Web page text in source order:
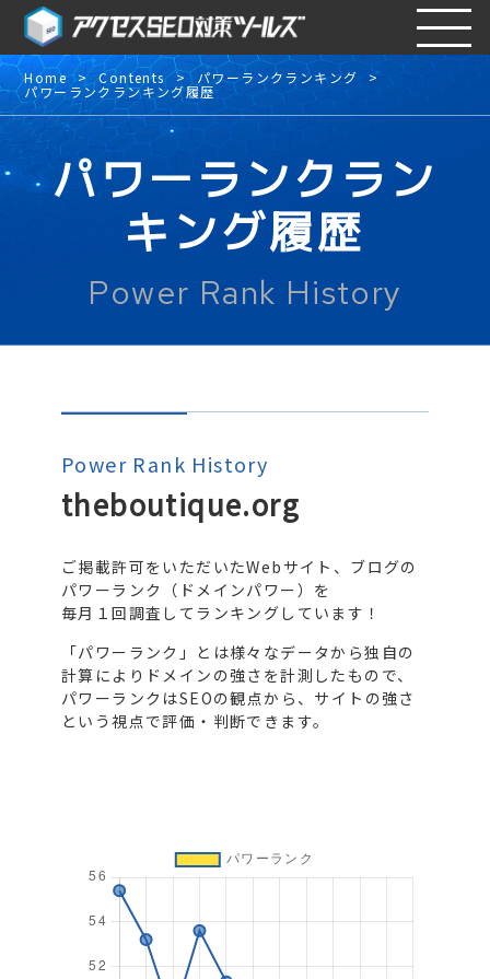
Home Contents パワーランクランキング
パワーランクランキング履歴
パワーランクラン
キング履歴
Power Rank History
Power Rank History
theboutique.org
ご掲載許可をいただいたWebサイト、ブログの
パワーランク（ドメインパワー）を
毎月１回調査してランキングしています！
「パワーランク」とは様々なデータから独自の
計算によりドメインの強さを計測したもので、
パワーランクはSEOの観点から、サイトの強さ
という視点で評価・判断できます。